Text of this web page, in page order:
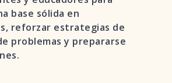
base sólida en
reforzar estrategias de
problemas y prepararse